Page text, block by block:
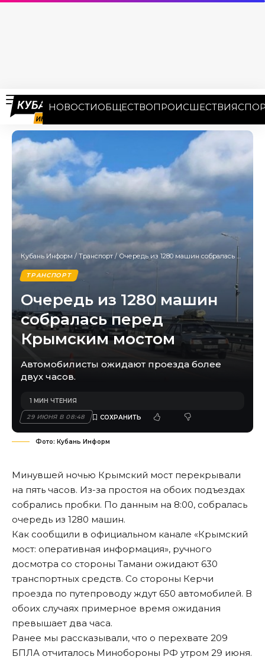
НОВОСТИОБЩЕСТВОПРОИСШЕСТВИЯ
Кубань Информ / Транспорт /Очередь из 1280 машин собралась перед Крымским мостом
ТРАНСПОРТ
Очередь из 1280 машин
собралась перед
Крымским мостом
Автомобилисты ожидают проезда более
двух часов.
29 ИЮНЯ В 08:48
1 МИН ЧТЕНИЯ
Фото: Кубань Информ
Минувшей ночью Крымский мост перекрывали
на пять часов. Из-за простоя на обоих подъездах
собрались пробки. По данным на 8:00, собралась
очередь из 1280 машин.
Как сообщили в официальном канале «Крымский
мост: оперативная информация», ручного
досмотра со стороны Тамани ожидают 630
транспортных средств. Со стороны Керчи
проезда по путепроводу ждут 650 автомобилей. В
обоих случаях примерное время ожидания
превышает два часа.
Ранее мы рассказывали, что о перехвате 209
БПЛА отчиталось Минобороны РФ утром 29 июня.